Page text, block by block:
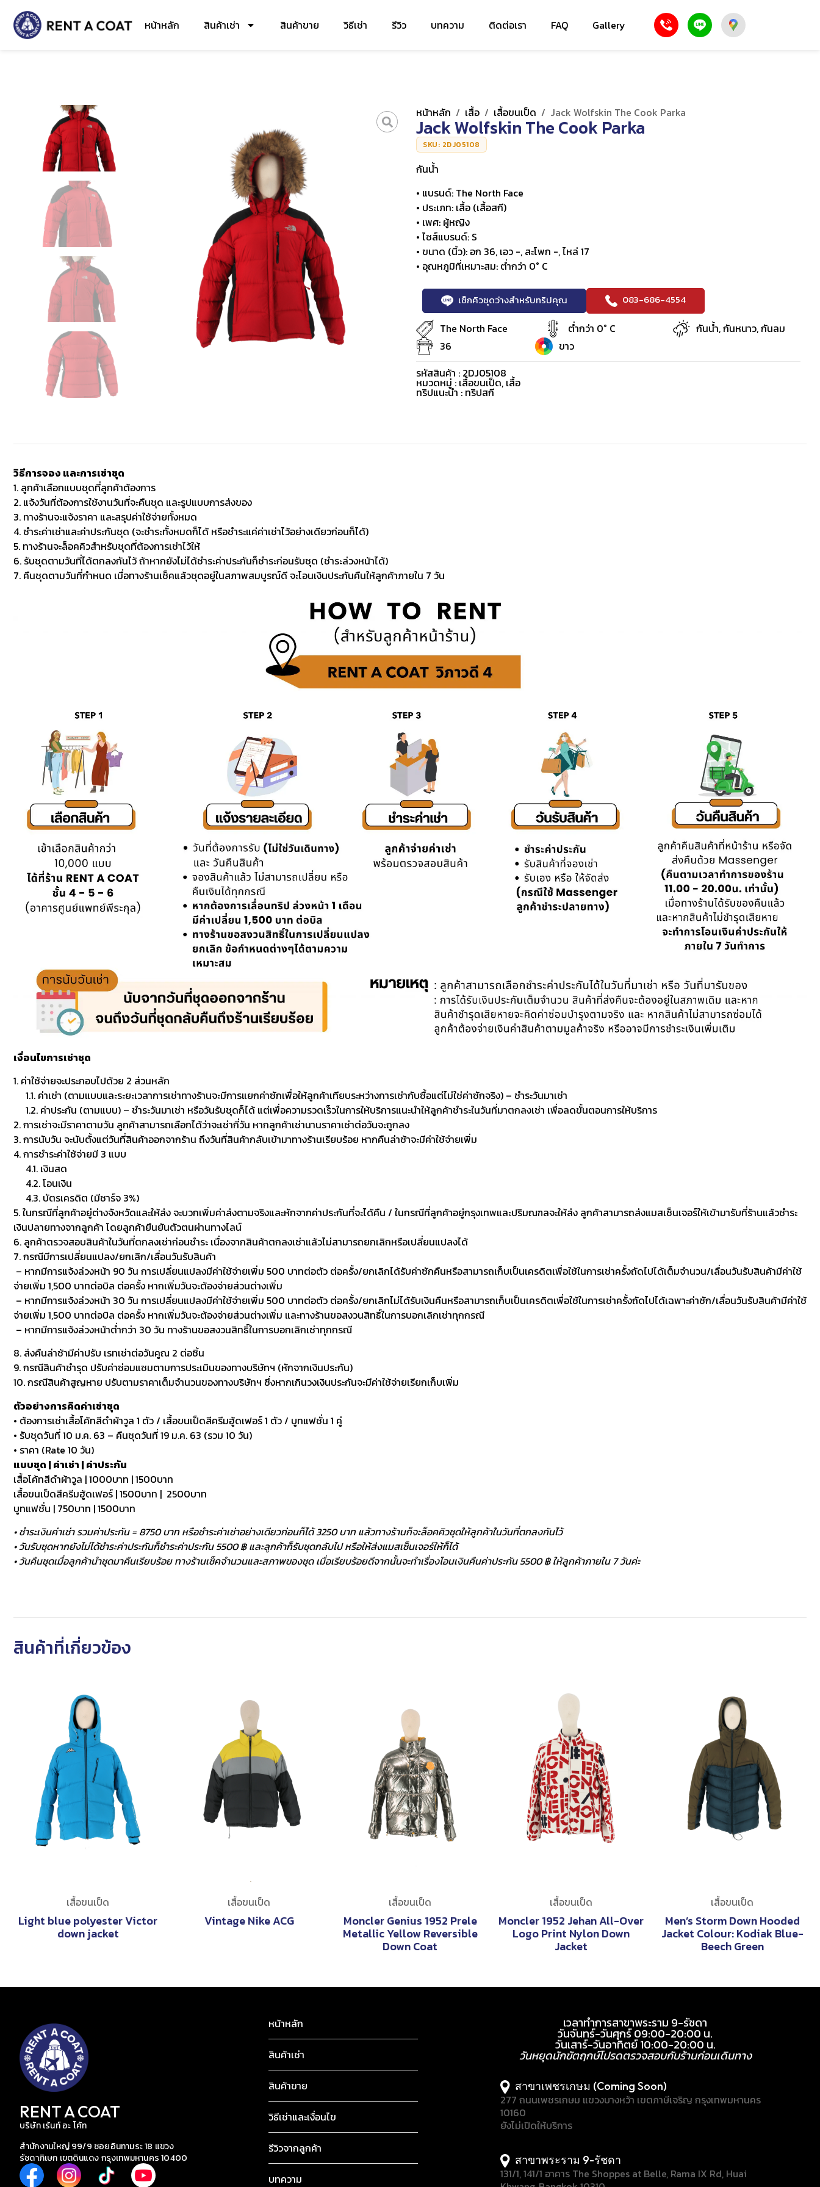
หน้าหลัก สินค้าเช่า สินค้าขาย วิธีเช่า รีวิว บทความ ติดต่อเรา FAQ Gallery
หน้าหลัก / เสื้อ / เสื้อขนเป็ด / Jack Wolfskin The Cook Parka
Jack Wolfskin The Cook Parka
SKU: 2DJ05108
กันน้ำ
• แบรนด์: The North Face
• ประเภท: เสื้อ (เสื้อสกี)
• เพศ: ผู้หญิง
• ไซส์แบรนด์: S
• ขนาด (นิ้ว): อก 36, เอว -, สะโพก -, ไหล่ 17
• อุณหภูมิที่เหมาะสม: ต่ำกว่า 0° C
เช็กคิวชุดว่างสำหรับทริปคุณ 083-686-4554
The North Face ต่ำกว่า 0° C
กันน้ำ, กันหนาว, กันลม
36
ขาว
รหัสสินค้า : 2DJ05108
หมวดหมู่ : เสื้อขนเป็ด, เสื้อ
ทริปแนะนำ : ทริปสกี
วิธีการจอง และการเช่าชุด
1. ลูกค้าเลือกแบบชุดที่ลูกค้าต้องการ
2. แจ้งวันที่ต้องการใช้งานวันที่จะคืนชุด และรูปแบบการส่งของ
3. ทางร้านจะแจ้งราคา และสรุปค่าใช้จ่ายทั้งหมด
4. ชำระค่าเช่าและค่าประกันชุด (จะชำระทั้งหมดก็ได้ หรือชำระแค่ค่าเช่าไว้อย่างเดียวก่อนก็ได้)
5. ทางร้านจะล็อคคิวสำหรับชุดที่ต้องการเช่าไว้ให้
6. รับชุดตามวันที่ได้ตกลงกันไว้ ถ้าหากยังไม่ได้ชำระค่าประกันก็ชำระก่อนรับชุด (ชำระล่วงหน้าได้)
7. คืนชุดตามวันที่กำหนด เมื่อทางร้านเช็คแล้วชุดอยู่ในสภาพสมบูรณ์ดี จะโอนเงินประกันคืนให้ลูกค้าภายใน 7 วัน
เงื่อนไขการเช่าชุด
1. ค่าใช้จ่ายจะประกอบไปด้วย 2 ส่วนหลัก
1.1. ค่าเช่า (ตามแบบและระยะเวลาการเช่าทางร้านจะมีการแยกค่าซักเพื่อให้ลูกค้าเทียบระหว่างการเช่ากับซื้อแต่ไม่ใช่ค่าซักจริง) – ชำระวันมาเช่า
1.2. ค่าประกัน (ตามแบบ) – ชำระวันมาเช่า หรือวันรับชุดก็ได้ แต่เพื่อความรวดเร็วในการให้บริการแนะนำให้ลูกค้าชำระในวันที่มาตกลงเช่า เพื่อลดขั้นตอนการให้บริการ
2. การเช่าจะมีราคาตามวัน ลูกค้าสามารถเลือกได้ว่าจะเช่ากี่วัน หากลูกค้าเช่านานราคาเช่าต่อวันจะถูกลง
3. การนับวัน จะนับตั้งแต่วันที่สินค้าออกจากร้าน ถึงวันที่สินค้ากลับเข้ามาทางร้านเรียบร้อย หากคืนล่าช้าจะมีค่าใช้จ่ายเพิ่ม
4. การชำระค่าใช้จ่ายมี 3 แบบ
4.1. เงินสด
4.2. โอนเงิน
4.3. บัตรเครดิต (มีชาร์จ 3%)
5. ในกรณีที่ลูกค้าอยู่ต่างจังหวัดและให้ส่ง จะบวกเพิ่มค่าส่งตามจริงและหักจากค่าประกันที่จะได้คืน / ในกรณีที่ลูกค้าอยู่กรุงเทพและปริมณฑลจะให้ส่ง ลูกค้าสามารถส่งแมสเซ็นเจอร์ให้เข้ามารับที่ร้านแล้วชำระ
เงินปลายทางจากลูกค้า โดยลูกค้ายืนยันตัวตนผ่านทางไลน์
6. ลูกค้าตรวจสอบสินค้าในวันที่ตกลงเช่าก่อนชำระ เนื่องจากสินค้าตกลงเช่าแล้วไม่สามารถยกเลิกหรือเปลี่ยนแปลงได้
7. กรณีมีการเปลี่ยนแปลง/ยกเลิก/เลื่อนวันรับสินค้า
– หากมีการแจ้งล่วงหน้า 90 วัน การเปลี่ยนแปลงมีค่าใช้จ่ายเพิ่ม 500 บาทต่อตัว ต่อครั้ง/ยกเลิกได้รับค่าซักคืนหรือสามารถเก็บเป็นเครดิตเพื่อใช้ในการเช่าครั้งถัดไปได้เต็มจำนวน/เลื่อนวันรับสินค้ามีค่าใช้
จ่ายเพิ่ม 1,500 บาทต่อบิล ต่อครั้ง หากเพิ่มวันจะต้องจ่ายส่วนต่างเพิ่ม
– หากมีการแจ้งล่วงหน้า 30 วัน การเปลี่ยนแปลงมีค่าใช้จ่ายเพิ่ม 500 บาทต่อตัว ต่อครั้ง/ยกเลิกไม่ได้รับเงินคืนหรือสามารถเก็บเป็นเครดิตเพื่อใช้ในการเช่าครั้งถัดไปได้เฉพาะค่าซัก/เลื่อนวันรับสินค้ามีค่าใช้
จ่ายเพิ่ม 1,500 บาทต่อบิล ต่อครั้ง หากเพิ่มวันจะต้องจ่ายส่วนต่างเพิ่ม และทางร้านขอสงวนสิทธิ์ในการบอกเลิกเช่าทุกกรณี
– หากมีการแจ้งล่วงหน้าต่ำกว่า 30 วัน ทางร้านขอสงวนสิทธิ์ในการบอกเลิกเช่าทุกกรณี
8. ส่งคืนล่าช้ามีค่าปรับ เรทเช่าต่อวันคูณ 2 ต่อชิ้น
9. กรณีสินค้าชำรุด ปรับค่าซ่อมแซมตามการประเมินของทางบริษัทฯ (หักจากเงินประกัน)
10. กรณีสินค้าสูญหาย ปรับตามราคาเต็มจำนวนของทางบริษัทฯ ซึ่งหากเกินวงเงินประกันจะมีค่าใช้จ่ายเรียกเก็บเพิ่ม
ตัวอย่างการคิดค่าเช่าชุด
• ต้องการเช่าเสื้อโค้ทสีดำผ้าวูล 1 ตัว / เสื้อขนเป็ดสีครีมฮู้ดเฟอร์ 1 ตัว / บูทแฟชั่น 1 คู่
• รับชุดวันที่ 10 ม.ค. 63 – คืนชุดวันที่ 19 ม.ค. 63 (รวม 10 วัน)
• ราคา (Rate 10 วัน)
แบบชุด | ค่าเช่า | ค่าประกัน
เสื้อโค้ทสีดำผ้าวูล | 1000บาท | 1500บาท
เสื้อขนเป็ดสีครีมฮู้ดเฟอร์ | 1500บาท | 2500บาท
บูทแฟชั่น | 750บาท | 1500บาท
• ชำระเงินค่าเช่า รวมค่าประกัน = 8750 บาท หรือชำระค่าเช่าอย่างเดียวก่อนก็ได้ 3250 บาท แล้วทางร้านก็จะล็อคคิวชุดให้ลูกค้าในวันที่ตกลงกันไว้
• วันรับชุดหากยังไม่ได้ชำระค่าประกันก็ชำระค่าประกัน 5500 ฿ และลูกค้าก็รับชุดกลับไป หรือให้ส่งแมสเซ็นเจอร์ให้ก็ได้
• วันคืนชุดเมื่อลูกค้านำชุดมาคืนเรียบร้อย ทางร้านเช็คจำนวนและสภาพของชุด เมื่อเรียบร้อยดีจากนั้นจะทำเรื่องโอนเงินคืนค่าประกัน 5500 ฿ ให้ลูกค้าภายใน 7 วันค่ะ
สินค้าที่เกี่ยวข้อง
เสื้อขนเป็ด
Light blue polyester Victor
down jacket
เสื้อขนเป็ด
Vintage Nike ACG
เสื้อขนเป็ด
Moncler Genius 1952 Prele
Metallic Yellow Reversible
Down Coat
เสื้อขนเป็ด
Moncler 1952 Jehan All-Over
Logo Print Nylon Down
Jacket
เสื้อขนเป็ด
Men’s Storm Down Hooded
Jacket Colour: Kodiak Blue-
Beech Green
RENT A COAT
บริษัท เร้นท์ อะ โค้ท
สำนักงานใหญ่ 99/9 ซอยอินทามระ 18 แขวง
รัชดาภิเษก เขตดินแดง กรุงเทพมหานคร 10400
หน้าหลัก
สินค้าเช่า
สินค้าขาย
วิธีเช่าและเงื่อนไข
รีวิวจากลูกค้า
บทความ
เวลาทำการสาขาพระราม 9-รัชดา
วันจันทร์-วันศุกร์ 09:00-20:00 น.
วันเสาร์-วันอาทิตย์ 10:00-20:00 น.
วันหยุดนักขัตฤกษ์โปรดตรวจสอบกับร้านก่อนเดินทาง
สาขาเพชรเกษม (Coming Soon)
277 ถนนเพชรเกษม แขวงบางหว้า เขตภาษีเจริญ กรุงเทพมหานคร
10160
ยังไม่เปิดให้บริการ
สาขาพระราม 9-รัชดา
131/1, 141/1 อาคาร The Shoppes at Belle, Rama IX Rd, Huai